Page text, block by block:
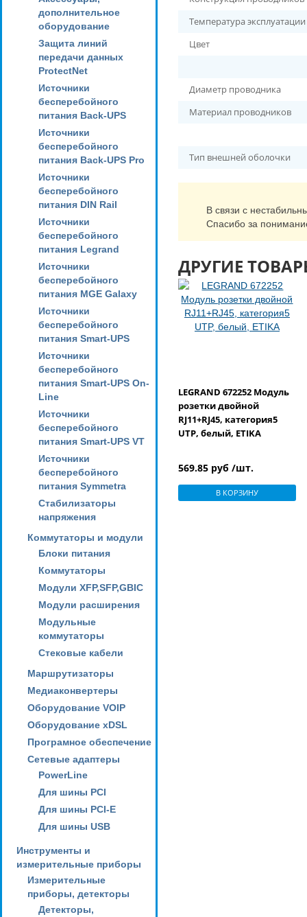
дополнительное
оборудование
Защита линий
передачи данных
ProtectNet
Источники
бесперебойного
питания Back-UPS
Источники
бесперебойного
питания Back-UPS Pro
Источники
бесперебойного
питания DIN Rail
Источники
бесперебойного
питания Legrand
Источники
бесперебойного
питания MGE Galaxy
Источники
бесперебойного
питания Smart-UPS
Источники
бесперебойного
питания Smart-UPS On-
Line
Источники
бесперебойного
питания Smart-UPS VT
Источники
бесперебойного
питания Symmetra
Стабилизаторы
напряжения
Коммутаторы и модули
Блоки питания
Коммутаторы
Модули XFP,SFP,GBIC
Модули расширения
Модульные
коммутаторы
Стековые кабели
Маршрутизаторы
Медиаконвертеры
Оборудование VOIP
Оборудование xDSL
Програмное обеспечение
Сетевые адаптеры
PowerLine
Для шины PCI
Для шины PCI-E
Для шины USB
Инструменты и
измерительные приборы
Измерительные
приборы, детекторы
Детекторы,
Температура эксплуатации
Цвет
Диаметр проводника
Материал проводников
Тип внешней оболочки
В связи с
Спасибо за
ДРУГИЕ
LEGRAND 672252 Модуль
розетки двойной
RJ11+RJ45, категория5
UTP, белый, ETIKA
569.85 руб /шт.
В КОРЗИНУ